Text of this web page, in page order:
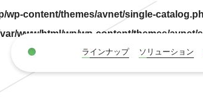
ラインナップ ソリューション
wp-content/themes/avnet/single-
www/html/wp/wp-content/themes/avnet/